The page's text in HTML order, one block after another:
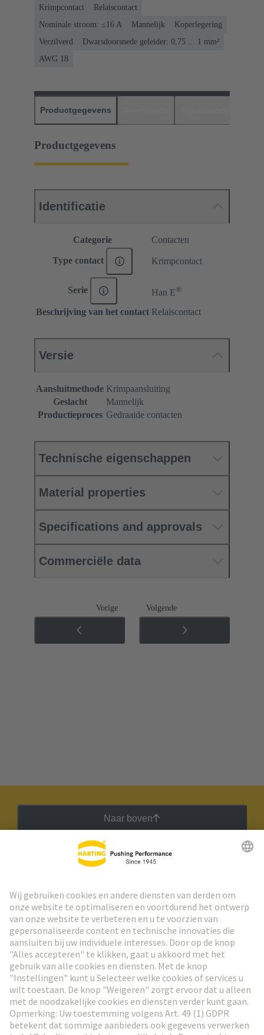
Krimpcontact
Relaiscontact
Nominale stroom: ≤16 A
Mannelijk
Koperlegering
Verzilverd
Dwarsdoorsnede geleider: 0,75 ... 1 mm²
AWG 18
Productgegevens
Productgegevens
Identificatie
Categorie Contacten
Type contact Krimpcontact
Serie Han E®
Beschrijving van het contact Relaiscontact
Versie
Aansluitmethode Krimpaansluiting
Geslacht
Mannelijk
Productieproces Gedraaide contacten
Technische eigenschappen
Material properties
Specifications and approvals
Commerciële data
Vorige Volgende
Naar boven
Ga naar registratie
Social Media